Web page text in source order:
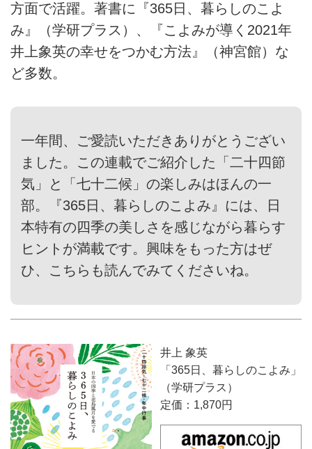
方面で活躍。著書に『365日、暮らしのこよ
み』（学研プラス）、『こよみが導く2021年
井上象英の幸せをつかむ方法』（神宮館）な
ど多数。
一年間、ご愛読いただきありがとうござい
ました。この連載でご紹介した「二十四節
気」と「七十二候」の楽しみはほんの一
部。『365日、暮らしのこよみ』には、日
本特有の四季の美しさを感じながら暮らす
ヒントが満載です。興味をもった方はぜ
ひ、こちらも読んでみてくださいね。
井上 象英
「365日、暮らしのこよみ」
（学研プラス）
定価：1,870円